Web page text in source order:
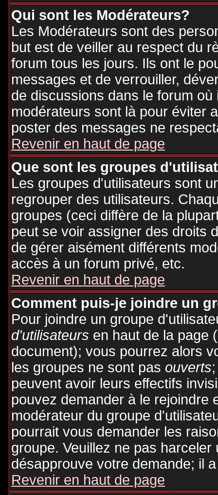
Qui sont les Modérateurs?
Les Modérateurs sont des
but est de veiller au respect du
forum tous les jours. Ils ont le
messages et de verrouiller,
de discussions dans le forum
modérateurs sont là pour éviter
poster des messages ne
Revenir en haut de page
Que sont les groupes
Les groupes d'utilisateurs sont
regrouper des utilisateurs.
groupes (ceci diffère de la
peut se voir assigner des droits
de gérer aisément différents
accès à un forum privé, etc.
Revenir en haut de page
Comment puis-je joindre un
Pour joindre un groupe
d'utilisateursen haut de la page
document); vous pourrez alors
les groupes ne sont pasouverts
peuvent avoir leurs effectifs
pouvez demander à le rejoindre
modérateur du groupe
pourrait vous demander les
groupe. Veuillez ne pas
désapprouve votre demande; il
Revenir en haut de page